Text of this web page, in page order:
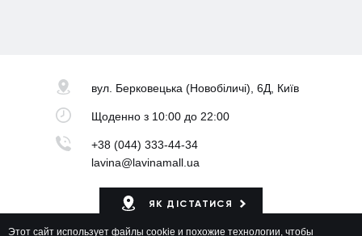
вул. Берковецька(Новобіличі), 6Д, Київ
Щоденноз 10:00 до 22:00
+38 (044) 333-44-34
lavina@lavinamall.ua
ЯК ДІСТАТИСЯ
Этот сайт использует файлы cookie и похожие технологии, чтобы